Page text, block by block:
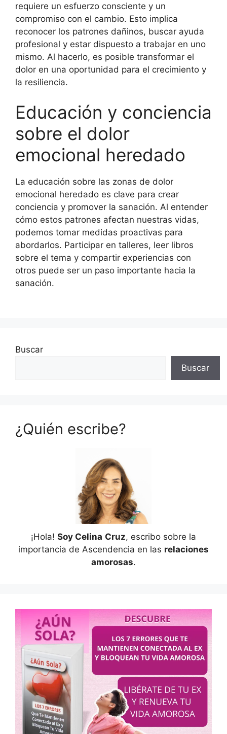
requiere un esfuerzo consciente y un
compromiso con el cambio. Esto implica
reconocer los patrones dañinos, buscar ayuda
profesional y estar dispuesto a trabajar en uno
mismo. Al hacerlo, es posible transformar el
dolor en una oportunidad para el crecimiento y
la resiliencia.
Educación y conciencia
sobre el dolor
emocional heredado
La educación sobre las zonas de dolor
emocional heredado es clave para crear
conciencia y promover la sanación. Al entender
cómo estos patrones afectan nuestras vidas,
podemos tomar medidas proactivas para
abordarlos. Participar en talleres, leer libros
sobre el tema y compartir experiencias con
otros puede ser un paso importante hacia la
sanación.
Buscar
Buscar
¿Quién escribe?
¡Hola! Soy Celina Cruz, escribo sobre la
importancia de Ascendencia en las relaciones
amorosas.